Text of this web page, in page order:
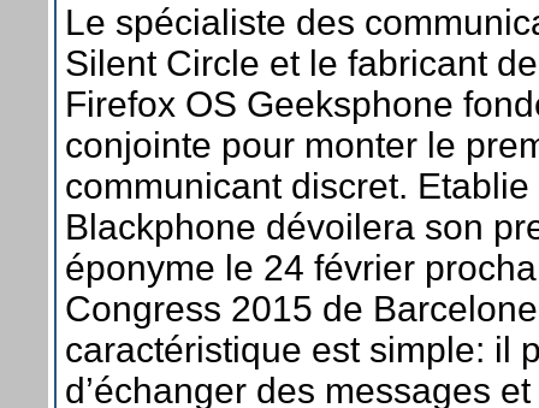
Le spécialiste des
Silent Circle et le fabricant
Firefox OS Geeksphone
conjointe pour monter le
communicant discret.
Blackphone dévoilera son
éponyme le 24 février
Congress 2015 de
caractéristique est simple: il
d’échanger des messages